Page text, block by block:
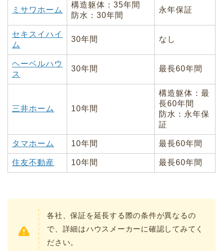
ミサワホーム
構造躯体：35年間
防水：30年間
永年保証
セキスイハイ
ム
30年間 なし
ヘーベルハウ
ス
30年間 最長60年間
三井ホーム 10年間
構造躯体：最
長60年間
防水：永年保
証
タマホーム 10年間 最長60年間
住友不動産 10年間 最長60年間
各社、保証を延長する際の条件が異なるの
で、詳細はハウスメーカーに確認してみてく
ださい。